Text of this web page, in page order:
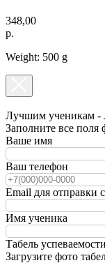
348,00
р.
Weight: 500 g
Лучшим ученикам -
Заполните все
Ваше имя
Ваш телефон
Email для отправки
Имя ученика
Табель успеваемости
Загрузите фото